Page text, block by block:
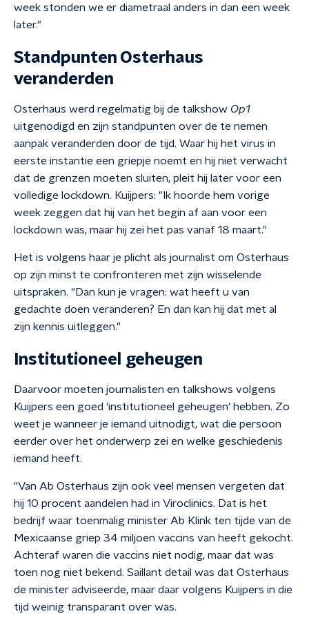
week stonden we er diametraal anders in dan een week
later."
Standpunten Osterhaus
veranderden
Osterhaus werd regelmatig bij de talkshow Op1
uitgenodigd en zijn standpunten over de te nemen
aanpak veranderden door de tijd. Waar hij het virus in
eerste instantie een griepje noemt en hij niet verwacht
dat de grenzen moeten sluiten, pleit hij later voor een
volledige lockdown. Kuijpers: "Ik hoorde hem vorige
week zeggen dat hij van het begin af aan voor een
lockdown was, maar hij zei het pas vanaf 18 maart."
Het is volgens haar je plicht als journalist om Osterhaus
op zijn minst te confronteren met zijn wisselende
uitspraken. "Dan kun je vragen: wat heeft u van
gedachte doen veranderen? En dan kan hij dat met al
zijn kennis uitleggen."
Institutioneel geheugen
Daarvoor moeten journalisten en talkshows volgens
Kuijpers een goed 'institutioneel geheugen' hebben. Zo
weet je wanneer je iemand uitnodigt, wat die persoon
eerder over het onderwerp zei en welke geschiedenis
iemand heeft.
"Van Ab Osterhaus zijn ook veel mensen vergeten dat
hij 10 procent aandelen had in Viroclinics. Dat is het
bedrijf waar toenmalig minister Ab Klink ten tijde van de
Mexicaanse griep 34 miljoen vaccins van heeft gekocht.
Achteraf waren die vaccins niet nodig, maar dat was
toen nog niet bekend. Saillant detail was dat Osterhaus
de minister adviseerde, maar daar volgens Kuijpers in die
tijd weinig transparant over was.